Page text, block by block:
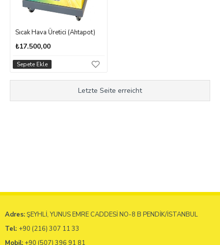
Sıcak Hava Üretici (Ahtapot)
₺17.500,00
Sepete Ekle
Letzte Seite erreicht
Adres:ŞEYHLİ, YUNUS EMRE CADDESİ NO-8 B PENDİK/İSTANBUL
Tel: +90 (216) 307 11 33
Mobil: +90 (507) 396 91 81